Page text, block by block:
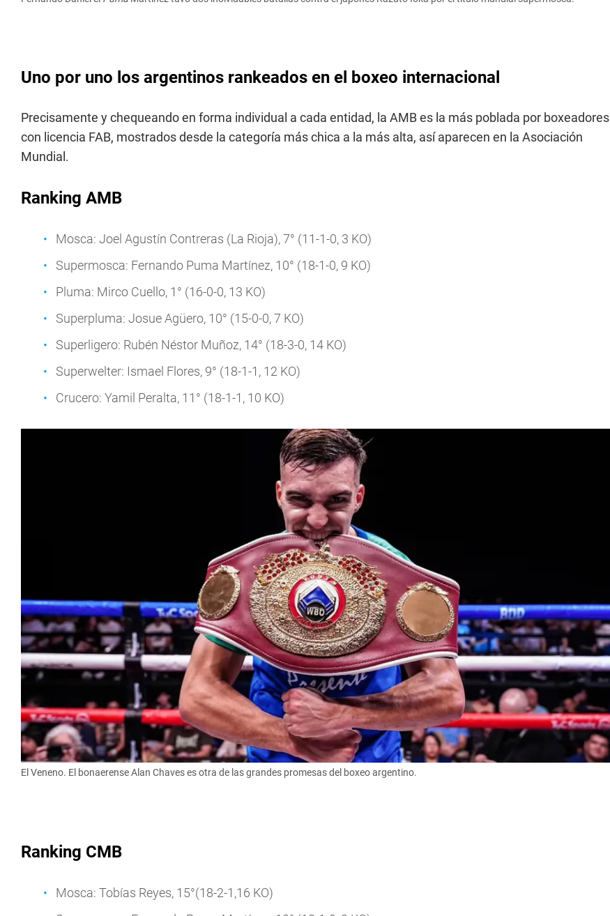
Uno por uno los argentinos rankeados en el boxeo internacional
Precisamente y chequeando en forma individual a cada entidad, la AMB es la más poblada por boxeadores
con licencia FAB, mostrados desde la categoría más chica a la más alta, así aparecen en la Asociación
Mundial.
Ranking AMB
Mosca: Joel Agustín Contreras (La Rioja), 7° (11-1-0, 3 KO)
Supermosca: Fernando Puma Martínez, 10° (18-1-0, 9 KO)
Pluma: Mirco Cuello, 1° (16-0-0, 13 KO)
Superpluma: Josue Agüero, 10° (15-0-0, 7 KO)
Superligero: Rubén Néstor Muñoz, 14° (18-3-0, 14 KO)
Superwelter: Ismael Flores, 9° (18-1-1, 12 KO)
Crucero: Yamil Peralta, 11° (18-1-1, 10 KO)
El Veneno. El bonaerense Alan Chaves es otra de las grandes promesas del boxeo argentino.
Ranking CMB
Mosca: Tobías Reyes, 15°(18-2-1,16 KO)